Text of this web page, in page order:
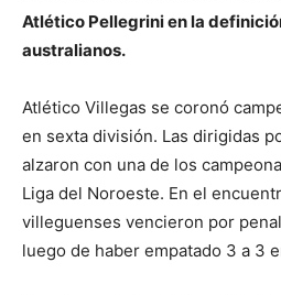
Atlético Pellegrini en la
australianos.
Atlético Villegas se coronó
en sexta división. Las dirigidas
alzaron con una de los
Liga del Noroeste. En el
villeguenses vencieron por
luego de haber empatado 3 a 3